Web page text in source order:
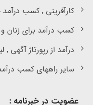
کارآفرینی , کسب درآمد
کسب درآمد برای زنان
درآمد از رپورتاژ آگهی
سایر راههای کسب
عضویت در خبرنامه :